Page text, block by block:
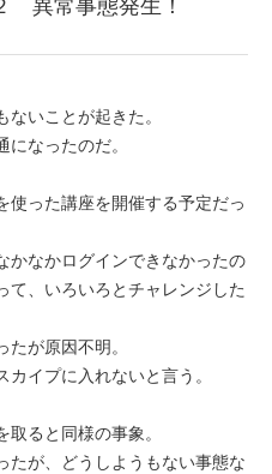
異常事態発生！
いことが起きた。
なったのだ。
使った講座を開催する予定だっ
かなかログインできなかったの
て、いろいろとチャレンジした
が原因不明。
イプに入れないと言う。
ると同様の事象。
たが、どうしようもない事態な